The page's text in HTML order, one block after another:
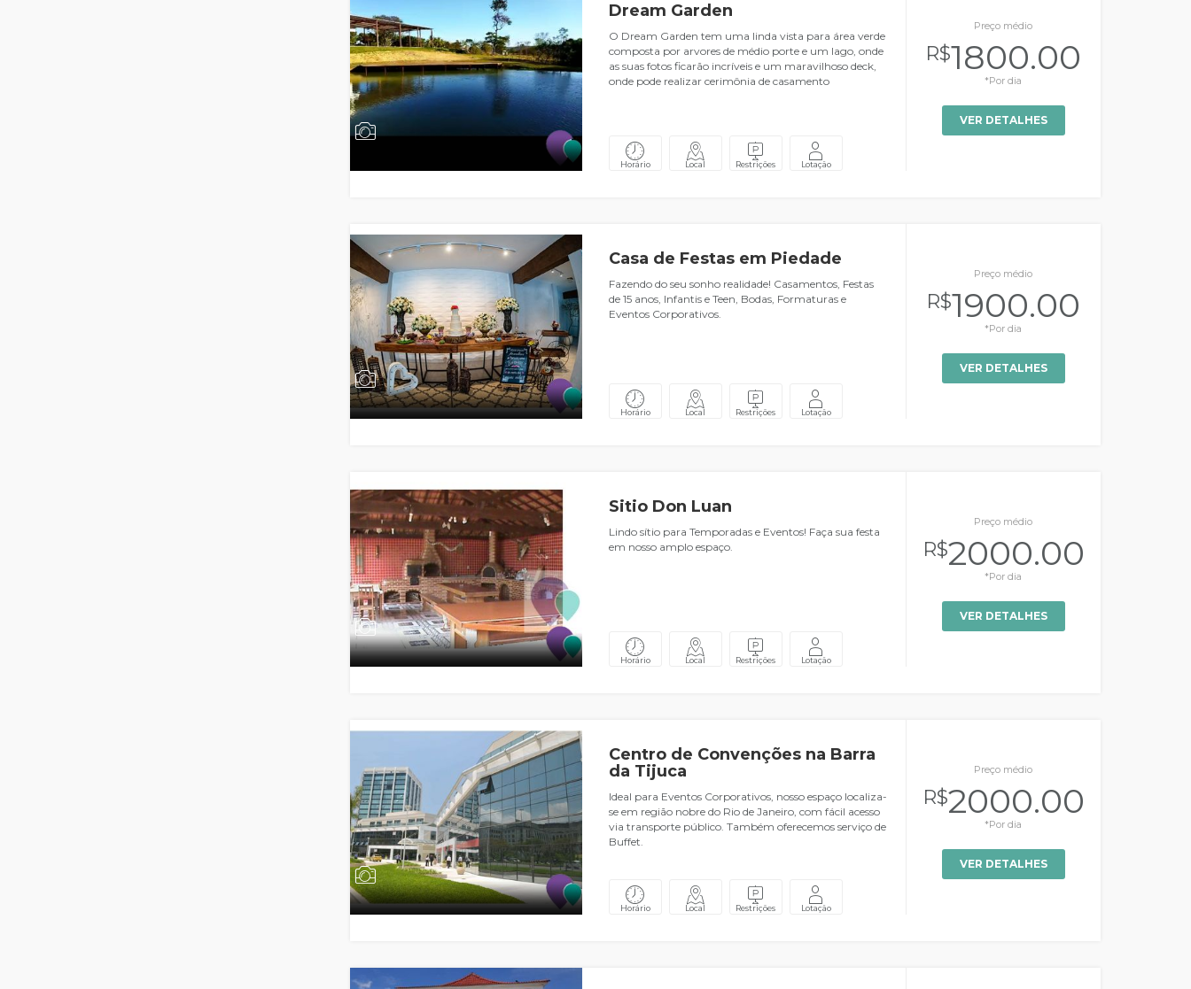
Dream Garden
O Dream Garden tem uma linda vista para área verde
composta por arvores de médio porte e um lago, onde
as suas fotos ficarão incríveis e um maravilhoso deck,
onde pode realizar cerimônia de casamento
Horário Local Restrições Lotação
Preço médio
R$1800.00
*Por dia
VER DETALHES
Casa de Festas em Piedade
Fazendo do seu sonho realidade! Casamentos, Festas
de 15 anos, Infantis e Teen, Bodas, Formaturas e
Eventos Corporativos.
Horário Local Restrições Lotação
Preço médio
R$1900.00
*Por dia
VER DETALHES
Sitio Don Luan
Lindo sítio para Temporadas e Eventos! Faça sua festa
em nosso amplo espaço.
Horário Local Restrições Lotação
Preço médio
R$2000.00
*Por dia
VER DETALHES
Centro de Convenções na Barra
da Tijuca
Ideal para Eventos Corporativos, nosso espaço localiza-
se em região nobre do Rio de Janeiro, com fácil acesso
via transporte público. Também oferecemos serviço de
Buffet.
Horário Local Restrições Lotação
Preço médio
R$2000.00
*Por dia
VER DETALHES